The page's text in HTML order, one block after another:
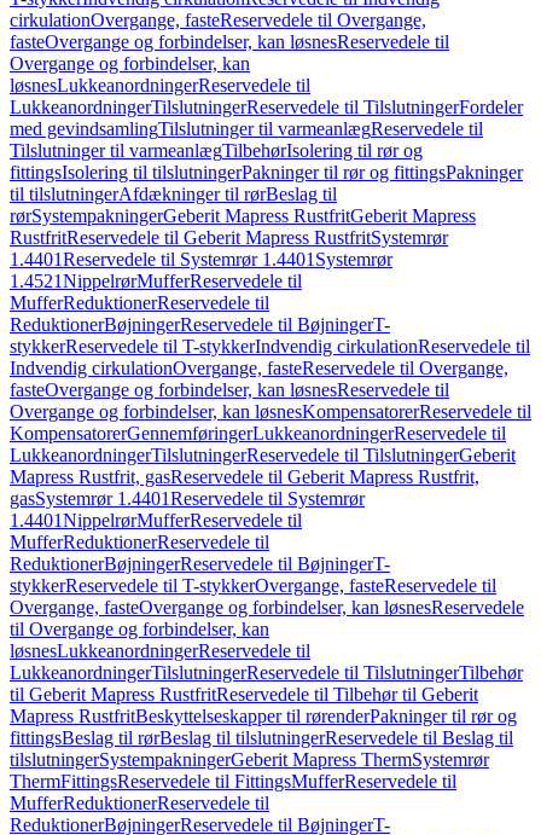
cirkulationOvergange, fasteReservedele til Overgange,
fasteOvergange og forbindelser, kan løsnesReservedele til
Overgange og forbindelser, kan
løsnesLukkeanordningerReservedele til
LukkeanordningerTilslutningerReservedele til TilslutningerFordeler
med gevindsamlingTilslutninger til varmeanlægReservedele til
Tilslutninger til varmeanlægTilbehørIsolering til rør og
fittingsIsolering til tilslutningerPakninger til rør og fittingsPakninger
til tilslutningerAfdækninger til rørBeslag til
rørSystempakningerGeberit Mapress RustfritGeberit Mapress
RustfritReservedele til Geberit Mapress RustfritSystemrør
1.4401Reservedele til Systemrør 1.4401 Systemrør
1.4521NippelrørMufferReservedele til
MufferReduktionerReservedele til
ReduktionerBøjningerReservedele til BøjningerT-
stykkerReservedele til T-stykkerIndvendig cirkulationReservedele til
Indvendig cirkulationOvergange, fasteReservedele til Overgange,
fasteOvergange og forbindelser, kan løsnesReservedele til
Overgange og forbindelser, kan løsnesKompensatorerReservedele til
KompensatorerGennemføringerLukkeanordningerReservedele til
LukkeanordningerTilslutningerReservedele til TilslutningerGeberit
Mapress Rustfrit, gasReservedele til Geberit Mapress Rustfrit,
gasSystemrør 1.4401Reservedele til Systemrør
1.4401NippelrørMufferReservedele til
MufferReduktionerReservedele til
ReduktionerBøjningerReservedele til BøjningerT-
stykkerReservedele til T-stykkerOvergange, fasteReservedele til
Overgange, fasteOvergange og forbindelser, kan løsnesReservedele
til Overgange og forbindelser, kan
løsnesLukkeanordningerReservedele til
LukkeanordningerTilslutningerReservedele til TilslutningerTilbehør
til Geberit Mapress RustfritReservedele til Tilbehør til Geberit
Mapress RustfritBeskyttelseskapper til rørenderPakninger til rør og
fittingsBeslag til rørBeslag til tilslutningerReservedele til Beslag til
tilslutningerSystempakningerGeberit Mapress ThermSystemrør
ThermFittingsReservedele til FittingsMufferReservedele til
MufferReduktionerReservedele til
ReduktionerBøjningerReservedele til BøjningerT-